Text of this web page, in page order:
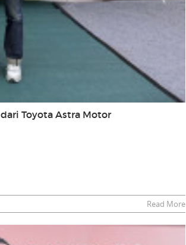
Toyota Astra Motor
Read More